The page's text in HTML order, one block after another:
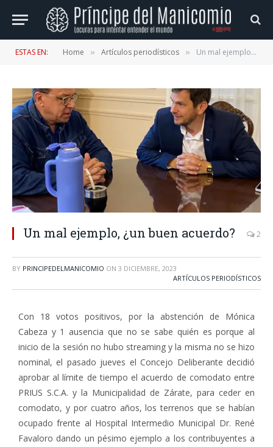
ESTAS EN: Home » Artículos periodísticos » Un mal ejemplo, ¿un buen acuerdo?
Un mal ejemplo, ¿un buen acuerdo? 2
BY PRINCIPEDELMANICOMIO ON 3 DICIEMBRE, 2023
ARTÍCULOS PERIODÍSTICOS
Con 18 votos positivos, por la abstención de Mónica
Cabeza y 1 ausencia que no se sabe quién es porque al
inicio de la sesión no hubo streaming y la misma no se hizo
nominal, el pasado jueves el Concejo Deliberante decidió
aprobar al límite de tiempo el acuerdo de comodato entre
PRIUS S.C.A. y la Municipalidad de Zárate, para ceder en
comodato, y por cuatro años, los terrenos que se habían
ocupado frente al Hospital Intermedio Municipal Dr. René
Favaloro dando un pésimo ejemplo a los contribuyentes a